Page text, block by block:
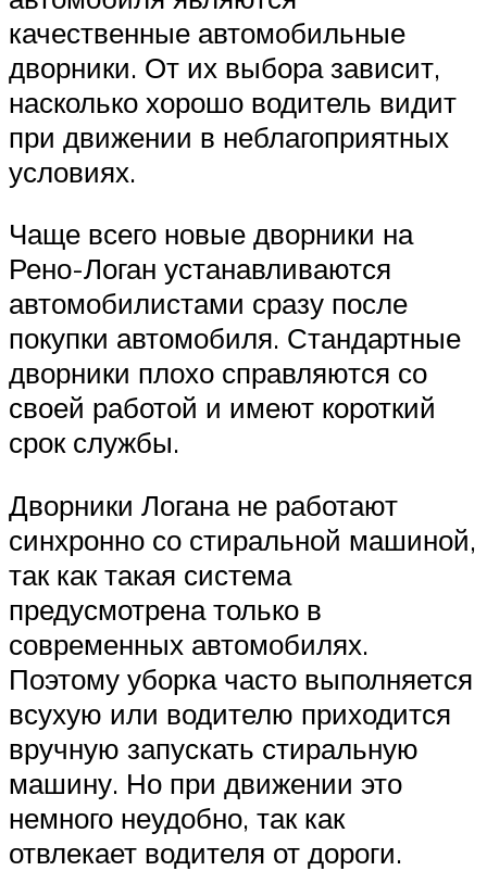
качественные автомобильные
дворники. От их выбора зависит,
насколько хорошо водитель видит
при движении в неблагоприятных
условиях.
Чаще всего новые дворники на
Рено-Логан устанавливаются
автомобилистами сразу после
покупки автомобиля. Стандартные
дворники плохо справляются со
своей работой и имеют короткий
срок службы.
Дворники Логана не работают
синхронно со стиральной машиной,
так как такая система
предусмотрена только в
современных автомобилях.
Поэтому уборка часто выполняется
всухую или водителю приходится
вручную запускать стиральную
машину. Но при движении это
немного неудобно, так как
отвлекает водителя от дороги.